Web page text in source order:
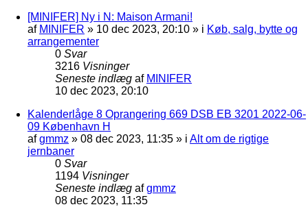
[MINIFER] Ny i N: Maison Armani!
af MINIFER » 10 dec 2023, 20:10 » i Køb, salg, bytte og
arrangementer
0 Svar
3216 Visninger
Seneste indlæg af MINIFER
10 dec 2023, 20:10
Kalenderlåge 8 Oprangering 669 DSB EB 3201 2022-06-
09 København H
afgmmz » 08 dec 2023, 11:35 » i Alt om de rigtige
jernbaner
0 Svar
1194 Visninger
Seneste indlæg afgmmz
08 dec 2023, 11:35